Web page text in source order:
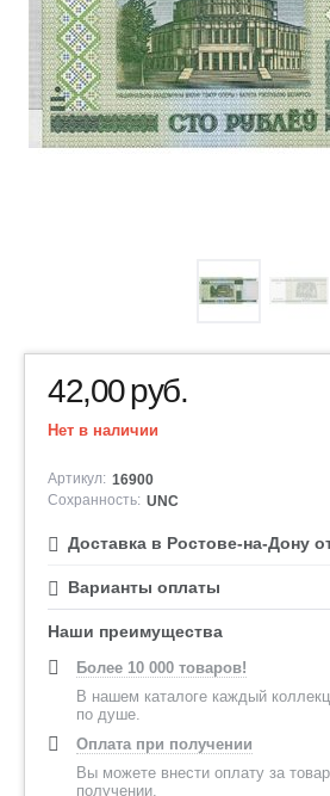
42,00руб.
Нет в наличии
Артикул: 16900
Сохранность: UNC
Доставка в Ростове-на-Дону
Варианты оплаты
Наши преимущества
Более 10 000 товаров!
В нашем каталоге каждый
по душе.
Оплата при получении
Вы можете внести оплату за
получении.